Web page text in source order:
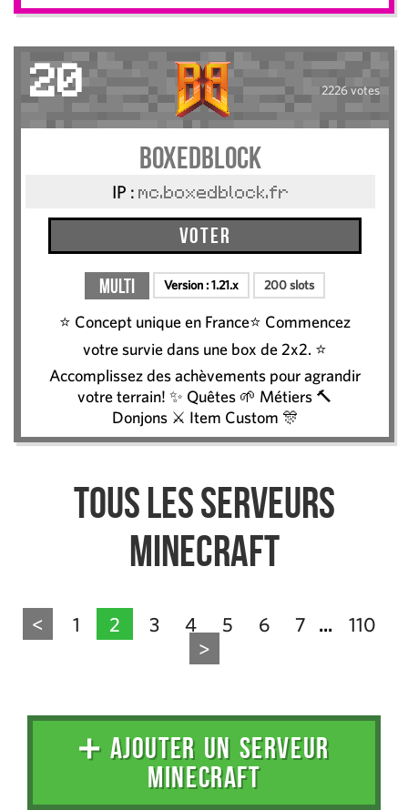
20 2226 votes
BoxedBlock
IP : mc.boxedblock.fr
Voter
Multi Version :1.21.x 200 slots
⭐️ Concept unique en France⭐️ Commencez
votre survie dans une box de 2x2. ⭐️
Accomplissez des achèvements pour agrandir
votre terrain! ✨ Quêtes 🌱 Métiers 🔨
Donjons ⚔️ Item Custom 🎊
Tous les serveurs
Minecraft
< 1 2 3 4 5 6 7 ...
110
>
➕ AJOUTER UN SERVEUR
MINECRAFT